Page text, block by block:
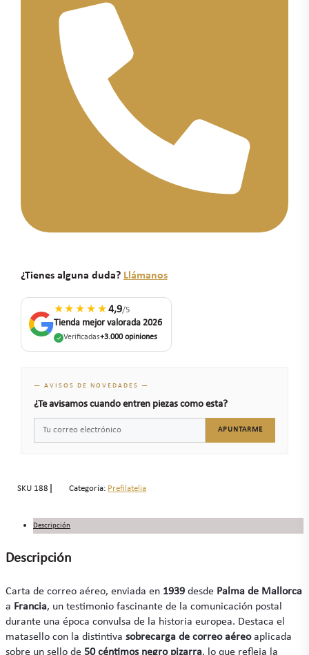
¿Tienes alguna duda? Llámanos
★★★★★4,9/5
Tienda mejor valorada 2026
Verificadas+3.000 opiniones
— AVISOS DE NOVEDADES —
¿Te avisamos cuando entren piezas como esta?
APUNTARME
SKU 188 Categoría: Prefilatelia
Descripción
Descripción
Carta de correo aéreo, enviada en 1939 desde Palma de Mallorca
a Francia, un testimonio fascinante de la comunicación postal
durante una época convulsa de la historia europea. Destaca el
matasello con la distintiva sobrecarga de correo aéreoaplicada
sobre un sello de 50 céntimos negro pizarra, lo que refleja la